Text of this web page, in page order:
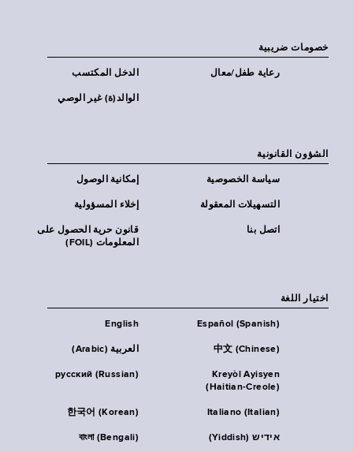
خصومات ضريبية
الدخل المكتسب رعاية طفل/معال
الوالد(ة) غير الوصي
الشؤون القانونية
إمكانية الوصول سياسة الخصوصية
إخلاء المسؤولية التسهيلات المعقولة
قانون حرية الحصول على
المعلومات (FOIL)
اتصل بنا
اختيار اللغة
English Español (Spanish)
العربية (Arabic) 中文 (Chinese)
русский (Russian)
Kreyòl Ayisyen
(Haitian-Creole)
한국어 (Korean) Italiano (Italian)
বাংলা (Bengali) אידיש (Yiddish)